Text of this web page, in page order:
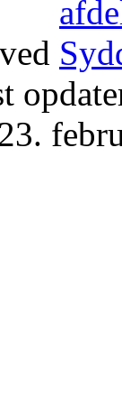
ved